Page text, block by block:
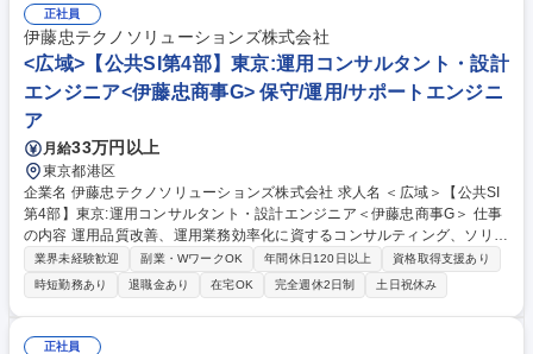
展開支援(例：Zscaler,Paloaltonetworks, CloudFlare,Wiz,CrowdStrike,Sp
lunk,等) ■顧客への技術トレーニング・ナレッジトランスファーの提供 ■最
新脅威動向・技術トレンドの調査および社内共有 募集職種 【Cyber Secur
ity division】サイバーセキュリティエンジニア
正社員
伊藤忠テクノソリューションズ株式会社
<広域>【公共SI第4部】東京:運用コンサルタント・設計
エンジニア<伊藤忠商事G> 保守/運用/サポートエンジニ
ア
月給33万円以上
東京都港区
企業名 伊藤忠テクノソリューションズ株式会社 求人名 ＜広域＞【公共SI
第4部】東京:運用コンサルタント・設計エンジニア＜伊藤忠商事G＞ 仕事
の内容 運用品質改善、運用業務効率化に資するコンサルティング、ソリュ
ーション提案を行い、要件定義、運用設計、各種運用ツール（ServiceNo
w、UiPath、Splunk等）の設計・実装を実施いただきます。 【募集部署
の概要・ミッション】 当部は、首都圏エリアを中心に、中央官庁、独立行
政法人、特殊会社、自治体、文教等の公共企業のお客様に対して、コンサ
ルティングからシステム開発、構築、運用、保守に至るまで、トータルシ
業界未経験歓迎 副業・WワークOK 年間休日120日以上
資格取得支援あり
時短勤務あり
退職金あり 在宅OK 完全週休2日制 土日祝休み
正社員